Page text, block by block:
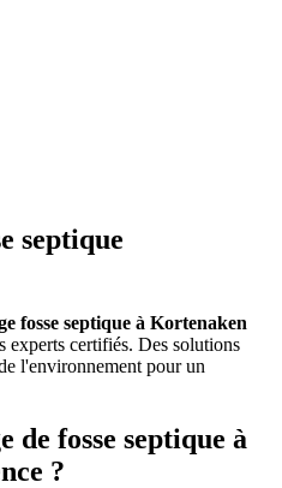
septique
fosse septique à Kortenaken
experts certifiés. Des solutions
l'environnement pour un
de fosse septique à
?